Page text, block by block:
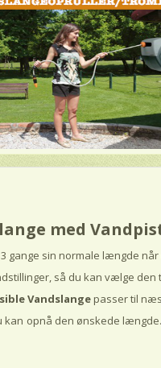
med
gange sin normale længde
så du kan vælge
Vandslange passer til
kan opnå den ønskede